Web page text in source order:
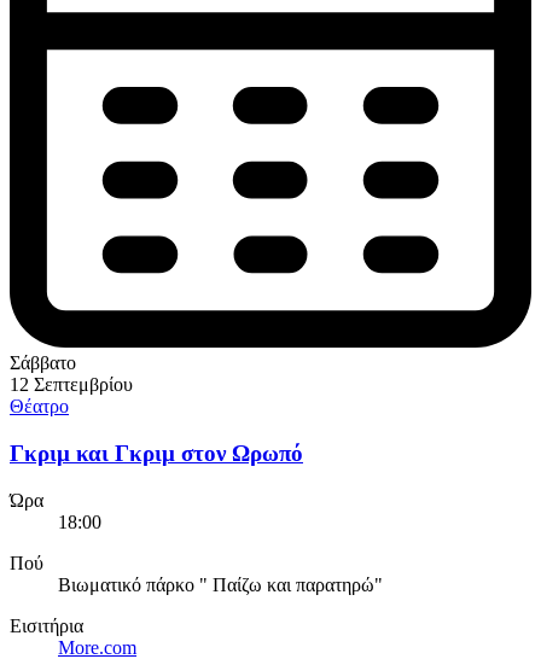
Σάββατο
12 Σεπτεμβρίου
Θέατρο
Γκριμ και Γκριμ στον Ωρωπό
Ώρα
18:00
Πού
Βιωματικό πάρκο " Παίζω και παρατηρώ"
Εισιτήρια
More.com